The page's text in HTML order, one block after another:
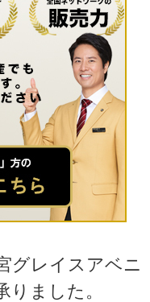
グレイスアベニ
りました。